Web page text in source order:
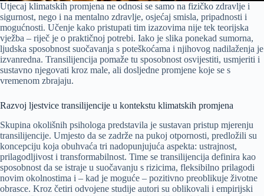
Utjecaj klimatskih promjena ne odnosi se samo na fizičko zdravlje i
sigurnost, nego i na mentalno zdravlje, osjećaj smisla, pripadnosti i
mogućnosti. Učenje kako pristupati tim izazovima nije tek teorijska
vježba – riječ je o praktičnoj potrebi. Iako je slika ponekad sumorna,
ljudska sposobnost suočavanja s poteškoćama i njihovog nadilaženja je
izvanredna. Transilijencija pomaže tu sposobnost osvijestiti, usmjeriti i
sustavno njegovati kroz male, ali dosljedne promjene koje se s
vremenom zbrajaju.
Razvoj ljestvice transilijencije u kontekstu klimatskih promjena
Skupina okolišnih psihologa predstavila je sustavan pristup mjerenju
transilijencije. Umjesto da se zadrže na pukoj otpornosti, predložili su
koncepciju koja obuhvaća tri nadopunjujuća aspekta: ustrajnost,
prilagodljivost i transformabilnost. Time se transilijencija definira kao
sposobnost da se istraje u suočavanju s rizicima, fleksibilno prilagodi
novim okolnostima i – kad je moguće – pozitivno preoblikuje životne
obrasce. Kroz četiri odvojene studije autori su oblikovali i empirijski